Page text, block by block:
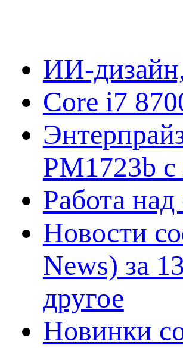
ИИ-
Core i7
PM1723b
Работа
Новости
News) за
другое
Новинки